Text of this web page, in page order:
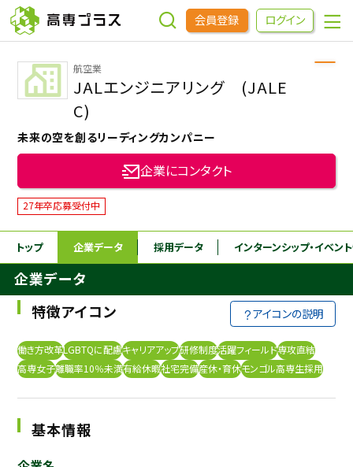
会員登録 ログイン
企業をさがす
進学先をさがす
インターンシップ・イベントをさがす
高専OBOGをさがす
高専プラスセミナー
高専生コミュニティ
めもらす
本科5年生・専攻科2年生向け 採用継続中の企業特集
航空業
JALエンジニアリング (JALE
C)
未来の空を創るリーディングカンパニー
企業にコンタクト
27年卒応募受付中
トップ 企業データ 採用データ インターンシップ・イベン
企業データ
特徴アイコン
アイコンの説明
働き方改革LGBTQに配慮キャリアアップ研修制度活躍フィールド専攻直結
高専女子離職率10％未満有給休暇社宅完備産休・育休モンゴル高専生採用
基本情報